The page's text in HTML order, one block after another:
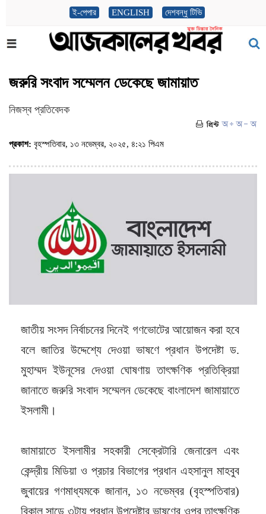
ই-পেপার ENGLISH দেশবন্ধু টিভি
জরুরি সংবাদ সম্মেলন ডেকেছে জামায়াত
নিজস্ব প্রতিবেদক
প্রকাশ: বৃহস্পতিবার, ১৩ নভেম্বর, ২০২৫, ৪:২১ পিএম
জাতীয় সংসদ নির্বাচনের দিনেই গণভোটের আয়োজন করা হবে
বলে জাতির উদ্দেশ্যে দেওয়া ভাষণে প্রধান উপদেষ্টা ড.
মুহাম্মদ ইউনূসের দেওয়া ঘোষণায় তাৎক্ষণিক প্রতিক্রিয়া
জানাতে জরুরি সংবাদ সম্মেলন ডেকেছে বাংলাদেশ জামায়াতে
ইসলামী।
জামায়াতে ইসলামীর সহকারী সেক্রেটারি জেনারেল এবং
কেন্দ্রীয় মিডিয়া ও প্রচার বিভাগের প্রধান এহসানুল মাহবুব
জুবায়ের গণমাধ্যমকে জানান, ১৩ নভেম্বর (বৃহস্পতিবার)
বিকাল সাড়ে ৩টায় প্রধান উপদেষ্টার ভাষণের ওপর তাৎক্ষণিক